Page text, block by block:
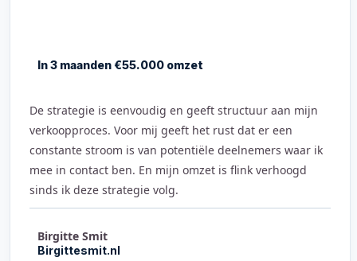
In 3 maanden €55.000 omzet
De strategie is eenvoudig en geeft structuur aan mijn
verkoopproces. Voor mij geeft het rust dat er een
constante stroom is van potentiële deelnemers waar ik
mee in contact ben. En mijn omzet is flink verhoogd
sinds ik deze strategie volg.
Birgitte Smit
Birgittesmit.nl